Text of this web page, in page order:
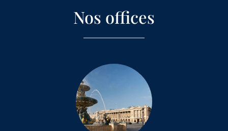
Nos offices